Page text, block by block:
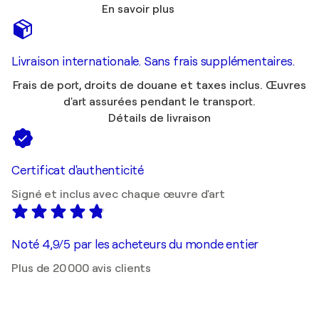
En savoir plus
Livraison internationale. Sans frais supplémentaires.
Frais de port, droits de douane et taxes inclus. Œuvres
d'art assurées pendant le transport.
Détails de livraison
Certificat d'authenticité
Signé et inclus avec chaque œuvre d'art
Noté 4,9/5 par les acheteurs du monde entier
Plus de 20 000 avis clients